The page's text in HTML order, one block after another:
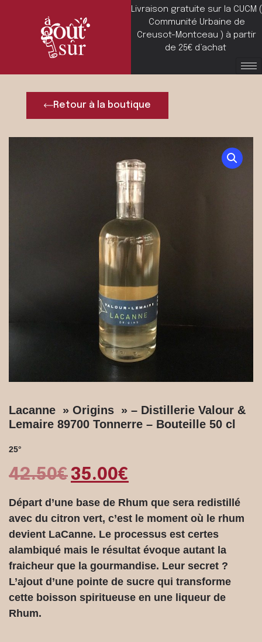
Livraison gratuite sur la CUCM (
Communité Urbaine de
Creusot-Montceau ) à partir
de 25€ d’achat
Retour à la boutique
Lacanne » Origins » – Distillerie Valour &
Lemaire 89700 Tonnerre – Bouteille 50 cl
25°
42.50€35.00€
Départ d’une base de Rhum que sera redistillé
avec du citron vert, c’est le moment où le rhum
devient LaCanne. Le processus est certes
alambiqué mais le résultat évoque autant la
fraicheur que la gourmandise. Leur secret ?
L’ajout d’une pointe de sucre qui transforme
cette boisson spiritueuse en une liqueur de
Rhum.